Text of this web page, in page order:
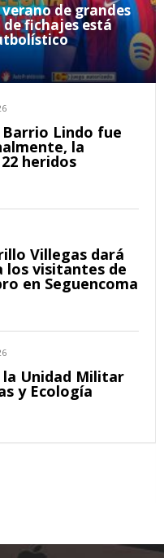
de grandes
fichajes está
Barrio Lindo fue
la
heridos
Villegas dará
los visitantes de
en Seguencoma
la Unidad Militar
y Ecología